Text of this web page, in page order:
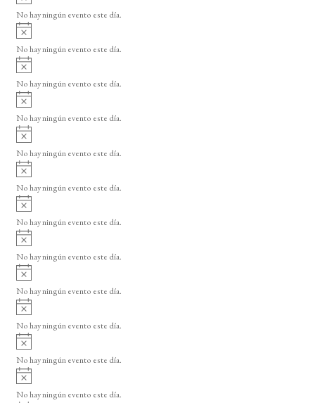
o
v
i
o
No hay ningún evento este día.
A
v
i
o
No hay ningún evento este día.
A
v
i
o
No hay ningún evento este día.
A
v
i
o
No hay ningún evento este día.
A
v
i
o
No hay ningún evento este día.
A
v
i
o
No hay ningún evento este día.
A
v
i
o
No hay ningún evento este día.
A
v
i
o
No hay ningún evento este día.
A
v
i
o
No hay ningún evento este día.
A
v
i
o
No hay ningún evento este día.
A
v
i
o
No hay ningún evento este día.
A
v
i
No hay ningún evento este día.